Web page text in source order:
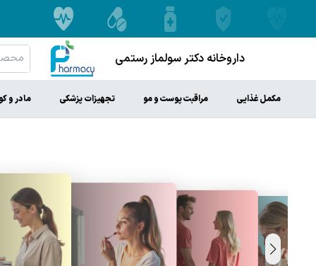
داروخانه دکتر سولماز رستمی
مکمل غذایی مراقبت پوست و مو تجهیزات پزشکی مادر و